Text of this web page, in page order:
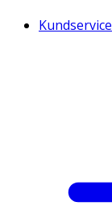
Kundservice